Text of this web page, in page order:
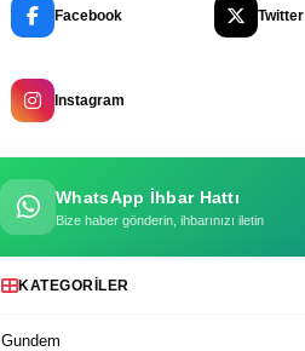
Facebook Twitter
Instagram
WhatsApp İhbar Hattı
Bize haber gönderin, ihbarınızı iletin
KATEGORILER
Gundem